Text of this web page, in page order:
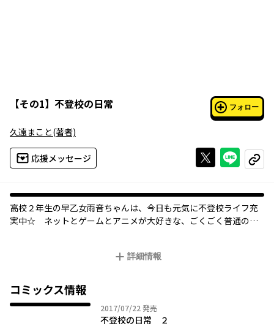
【その1】 不登校の日常 フォロー
久遠まこと(著者)
応援メッセージ Xで投稿する
ライン
コピー
高校２年生の早乙女雨音ちゃんは、今日も元気に不登校ライフ充
実中☆ ネットとゲームとアニメが大好きな、ごくごく普通の引
本人は思っていますが……。
詳細情報
コミックス情報
2017/07/22 2017年07月22日
発売
不登校の日常 ２